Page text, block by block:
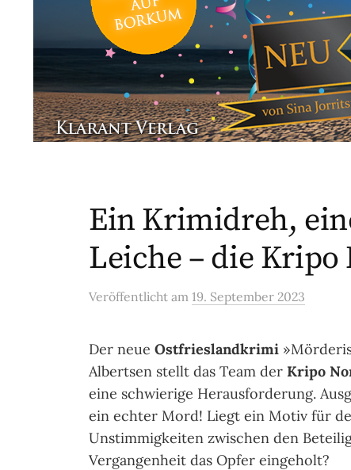
Ein Krimidreh,
Leiche – die
Veröffentlicht am 19. September 2023
Der neue Ostfrieslandkrimi
Albertsen stellt das Team der Kripo
eine schwierige Herausforderung.
ein echter Mord! Liegt ein Motiv für
Unstimmigkeiten zwischen den
Vergangenheit das Opfer eingeholt?